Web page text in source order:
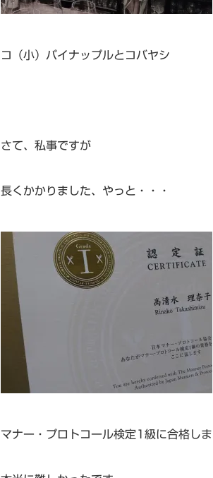
コ（小）パイナップルとコバヤシ
さて、私事ですが
長くかかりました、やっと・・・
マナー・プロトコール検定1級に合格し